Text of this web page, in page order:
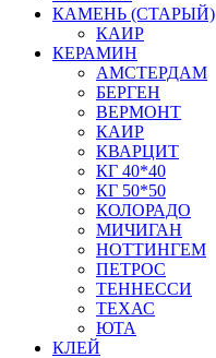
КАМЕНЬ (СТАРЫЙ)
КАИР
КЕРАМИН
АМСТЕРДАМ
БЕРГЕН
ВЕРМОНТ
КАИР
КВАРЦИТ
КГ 40*40
КГ 50*50
КОЛОРАДО
МИЧИГАН
НОТТИНГЕМ
ПЕТРОС
ТЕННЕССИ
ТЕХАС
ЮТА
КЛЕЙ